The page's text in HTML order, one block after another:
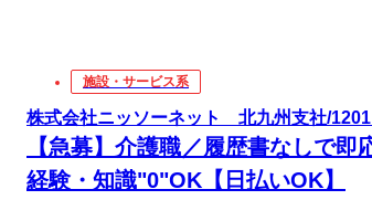
施設・サービス系
株式会社ニッソーネット 北九州支社/
【急募】介護職／履歴書なしで即
経験・知識"0"OK【日払いOK】